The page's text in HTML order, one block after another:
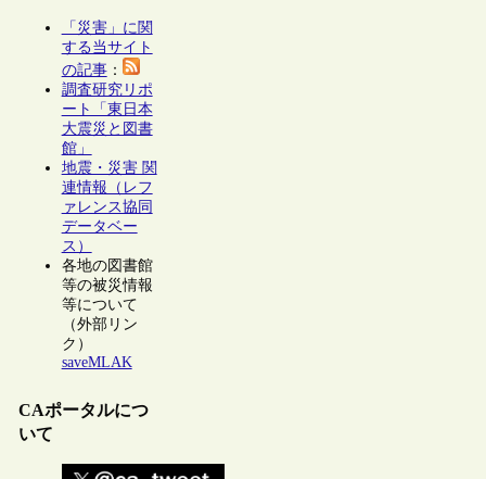
「災害」に関
する当サイト
の記事：
調査研究リポ
ート「東日本
大震災と図書
館」
地震・災害 関
連情報（レフ
ァレンス協同
データベー
ス）
各地の図書館
等の被災情報
等について
（外部リン
ク）
saveMLAK
CAポータルにつ
いて